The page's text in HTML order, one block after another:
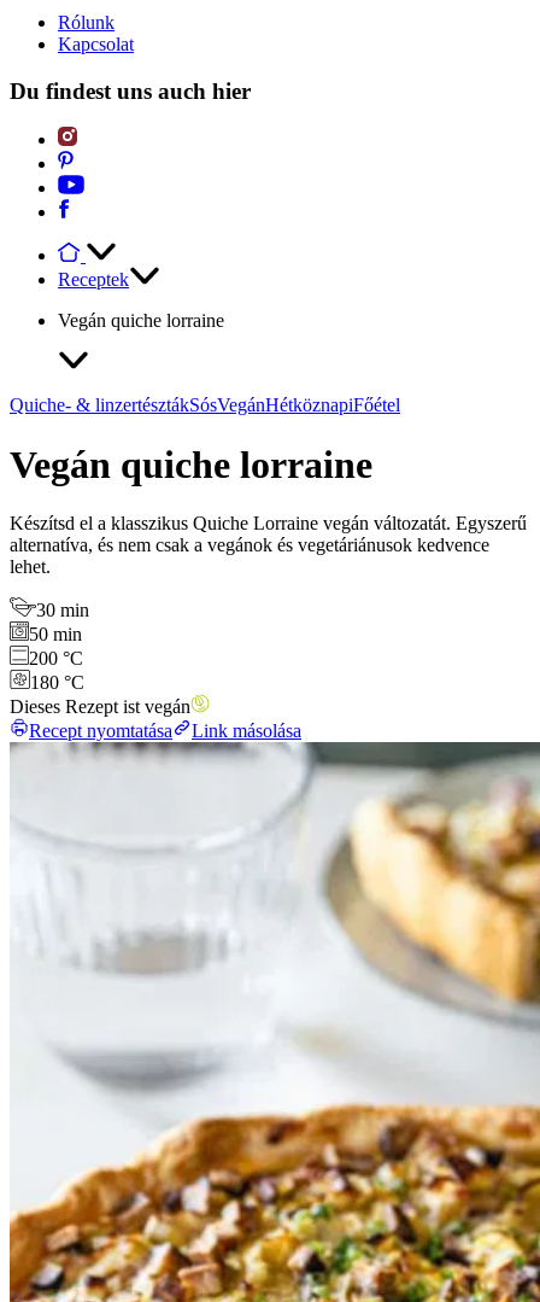
Rólunk
Kapcsolat
Du findest uns auch hier
Receptek
Vegán quiche lorraine
Quiche- & linzertésztákSósVegánHétköznapiFőétel
Vegán quiche lorraine
Készítsd el a klasszikus Quiche Lorraine vegán változatát. Egyszerű
alternatíva, és nem csak a vegánok és vegetáriánusok kedvence
lehet.
30 min
50 min
200 °C
180 °C
Dieses Rezept ist vegán
Recept nyomtatása
Link másolása